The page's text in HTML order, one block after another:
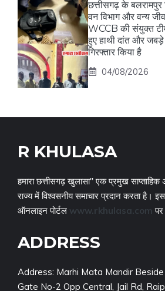
छत्तीसगढ़ के
वन विभाग और वन्य
WCCB की संयुक्त
हुए हाथी दांत और
गिरफ्तार किया है
04/08/2026
R KHULASA
हमारा छत्तीसगढ़ खुलासा" एक प्रमुख
राज्य में विश्वसनीय समाचार प्रदान करता है।
ऑनलाइन पोर्टल www.rkhulasa.com
ADDRESS
Address: Marhi Mata Mandir
Gate No-2 Opp Central, Jail Rd,